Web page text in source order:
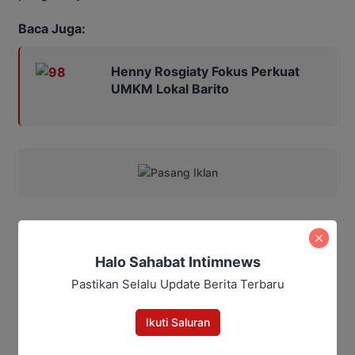
Baca Juga:
Henny Rosgiaty Fokus Perkuat
UMKM Lokal Barito
Shp/Maulana Kawit
Halo Sahabat Intimnews
Pastikan Selalu Update Berita Terbaru
Ikuti Saluran